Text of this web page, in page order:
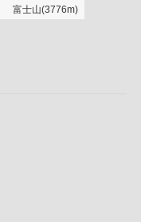
富士山(3776m)